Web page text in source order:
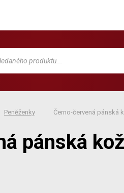
Peněženky Černo-červená pánská
pánská